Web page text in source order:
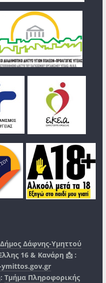
Δήμος Δάφνης-Υμηττού
16 & Κανάρη 📩 :
Τμήμα Πληροφορικής